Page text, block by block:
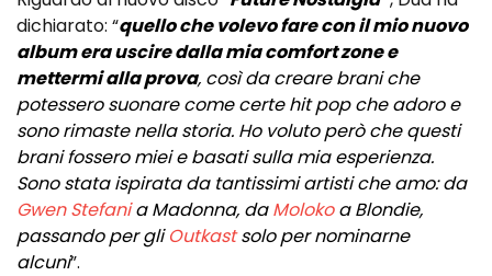
dichiarato: “quello che volevo fare con il mio nuovo
album era uscire dalla mia comfort zone e
mettermi alla prova, così da creare brani che
potessero suonare come certe hit pop che adoro e
sono rimaste nella storia. Ho voluto però che questi
brani fossero miei e basati sulla mia esperienza.
Sono stata ispirata da tantissimi artisti che amo: da
Gwen Stefania Madonna, daMolokoa Blondie,
passando per gliOutkastsolo per nominarne
alcuni”.